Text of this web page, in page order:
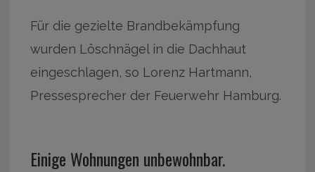
Für die gezielte Brandbekämpfung
wurden Löschnägel in die Dachhaut
eingeschlagen, so Lorenz Hartmann,
Pressesprecher der Feuerwehr Hamburg.
Einige Wohnungen unbewohnbar.